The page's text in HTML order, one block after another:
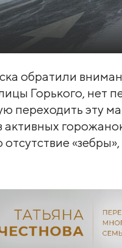
обратили
Горького, нет
переходить эту
активных